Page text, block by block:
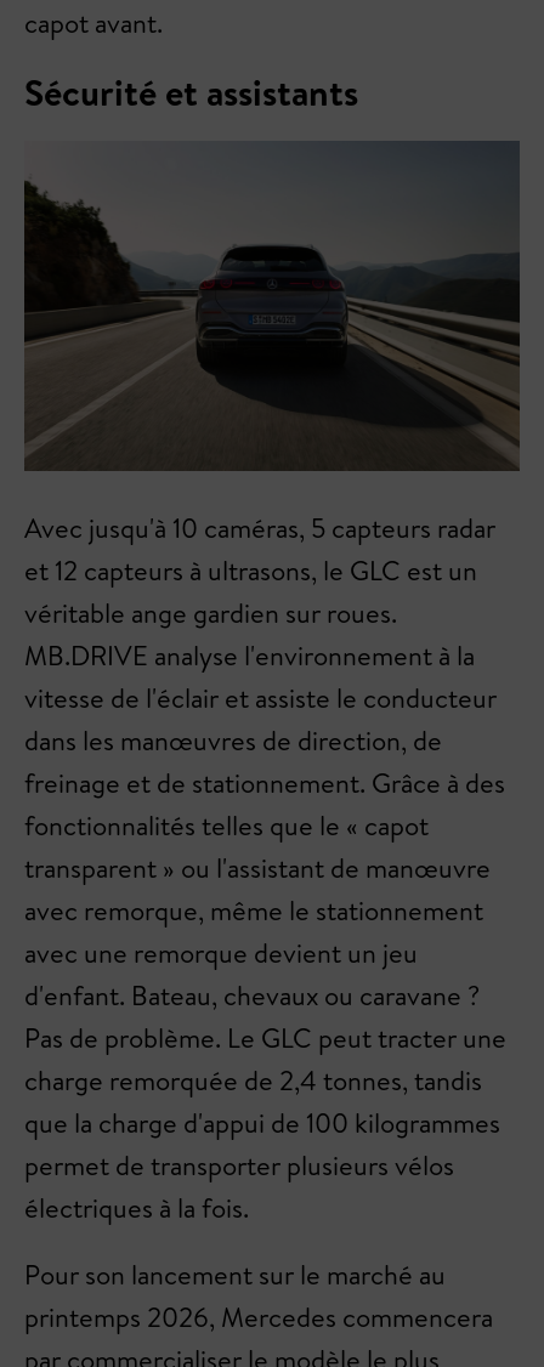
capot avant.
Sécurité et assistants
Avec jusqu'à 10 caméras, 5 capteurs radar
et 12 capteurs à ultrasons, le GLC est un
véritable ange gardien sur roues.
MB.DRIVE analyse l'environnement à la
vitesse de l'éclair et assiste le conducteur
dans les manœuvres de direction, de
freinage et de stationnement. Grâce à des
fonctionnalités telles que le « capot
transparent » ou l'assistant de manœuvre
avec remorque, même le stationnement
avec une remorque devient un jeu
d'enfant. Bateau, chevaux ou caravane ?
Pas de problème. Le GLC peut tracter une
charge remorquée de 2,4 tonnes, tandis
que la charge d'appui de 100 kilogrammes
permet de transporter plusieurs vélos
électriques à la fois.
Pour son lancement sur le marché au
printemps 2026, Mercedes commencera
par commercialiser le modèle le plus